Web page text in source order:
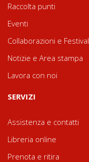
Raccolta punti
Eventi
Collaborazioni e Festival
Notizie e Area stampa
Lavora con noi
SERVIZI
Assistenza e contatti
Libreria online
Prenota e ritira